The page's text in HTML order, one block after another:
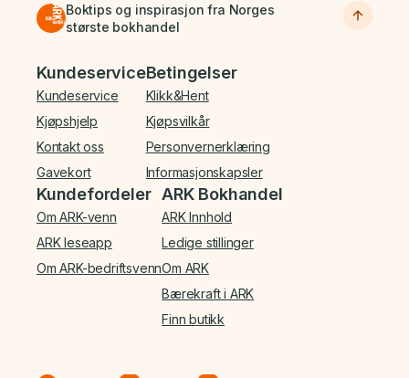
Boktips og inspirasjon fra Norges
største bokhandel
Bunnmeny
Kundeservice
Kundeservice
Kjøpshjelp
Kontakt oss
Gavekort
Betingelser
Klikk&Hent
Kjøpsvilkår
Personvernerklæring
Informasjonskapsler
Kundefordeler
Om ARK-venn
ARK leseapp
Om ARK-bedriftsvenn
ARK Bokhandel
ARK Innhold
Ledige stillinger
Om ARK
Bærekraft i ARK
Finn butikk